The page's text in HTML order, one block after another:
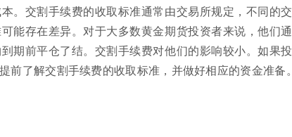
。交割手续费的收取标准通常由交易所规定，不同的
能存在差异。对于大多数黄金期货投资者来说，他们
期前平仓了结。交割手续费对他们的影响较小。如果
前了解交割手续费的收取标准，并做好相应的资金准备。